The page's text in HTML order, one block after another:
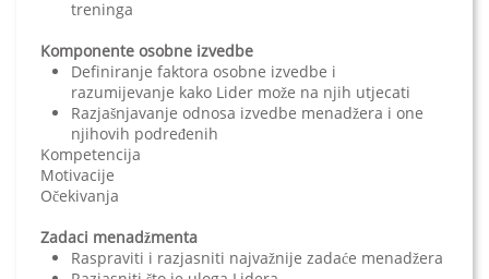
treninga
Komponente osobne izvedbe
Definiranje faktora osobne izvedbe i
razumijevanje kako Lider može na njih utjecati
Razjašnjavanje odnosa izvedbe menadžera i one
njihovih podređenih
Kompetencija
Motivacije
Očekivanja
Zadaci menadžmenta
Raspraviti i razjasniti najvažnije zadaće menadžera